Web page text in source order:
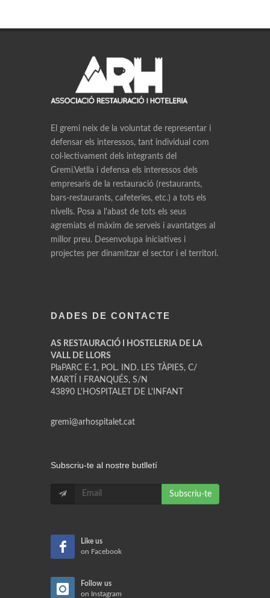
El gremi neix de la voluntat de representar i
defensar els interessos, tant individual com
col·lectivament dels integrants del
Gremi.Vetlla i defensa els interessos dels
empresaris de la restauració (restaurants,
bars-restaurants, cafeteries, etc.) a tots els
nivells. Posa a l'abast de tots els seus
agremiats el màxim de serveis i avantatges al
millor preu. Desenvolupa iniciatives i
projectes per dinamitzar el sector i el territori.
DADES DE CONTACTE
AS RESTAURACIÓ I HOSTELERIA DE LA
VALL DE LLORS
PlaPARC E-1, POL. IND. LES TÀPIES, C/
MARTÍ I FRANQUÉS, S/N
43890 L'HOSPITALET DE L'INFANT
gremi@arhospitalet.cat
Subscriu-te al nostre butlletí
Subscriu-te
Like us
on Facebook
Follow us
on Instagram